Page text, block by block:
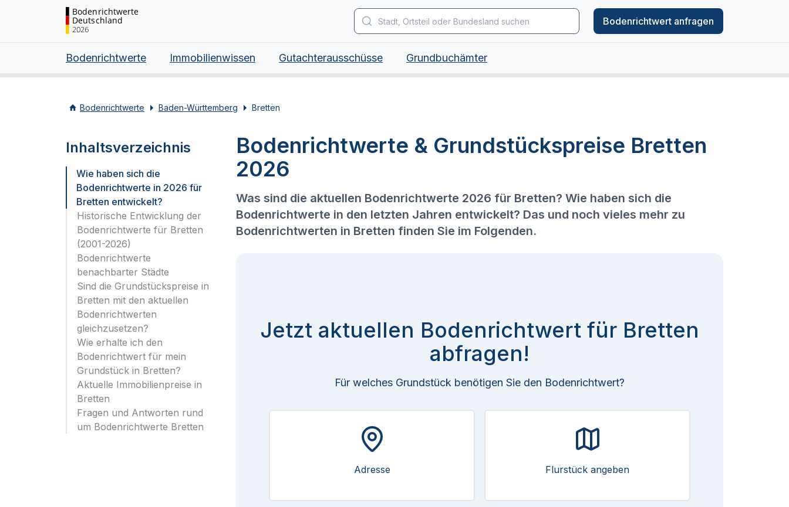
Bodenrichtwerte
Deutschland
2026
Bodenrichtwert anfragen
Bodenrichtwerte Immobilienwissen Gutachterausschüsse Grundbuchämter
Bodenrichtwerte Baden-Württemberg Bretten
Inhaltsverzeichnis
Wie haben sich die
Bodenrichtwerte in 2026 für
Bretten entwickelt?
Historische Entwicklung der
Bodenrichtwerte für Bretten
(2001-2026)
Bodenrichtwerte
benachbarter Städte
Sind die Grundstückspreise in
Bretten mit den aktuellen
Bodenrichtwerten
gleichzusetzen?
Wie erhalte ich den
Bodenrichtwert für mein
Grundstück in Bretten?
Aktuelle Immobilienpreise in
Bretten
Fragen und Antworten rund
um Bodenrichtwerte Bretten
Bodenrichtwerte & Grundstückspreise Bretten
2026
Was sind die aktuellen Bodenrichtwerte 2026 für Bretten? Wie haben sich die
Bodenrichtwerte in den letzten Jahren entwickelt? Das und noch vieles mehr zu
Bodenrichtwerten in Bretten finden Sie im Folgenden.
Jetzt aktuellen Bodenrichtwert für Bretten
abfragen!
Für welches Grundstück benötigen Sie den Bodenrichtwert?
Adresse Flurstück angeben